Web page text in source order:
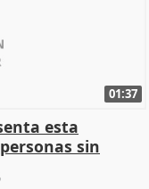
01:37
esta
sin